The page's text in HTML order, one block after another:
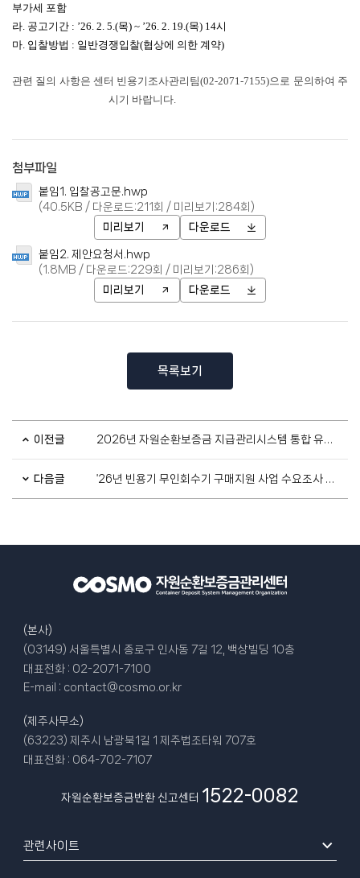
부가세 포함
라. 공고기간 : ’26. 2. 5.(목) ~ ’26. 2. 19.(목) 14시
마. 입찰방법 : 일반경쟁입찰(협상에 의한 계약)
관련 질의 사항은 센터 빈용기조사관리팀(02-2071-7155)으로 문의하여 주
시기 바랍니다.
첨부파일
붙임1. 입찰공고문.hwp
(40.5KB / 다운로드:211회 / 미리보기:284회)
미리보기
다운로드
붙임2. 제안요청서.hwp
(1.8MB / 다운로드:229회 / 미리보기:286회)
미리보기
다운로드
목록보기
이전글 2026년 자원순환보증금 지급관리시스템 통합 유지관리 용역 재공고
다음글
(본사)
(03149) 서울특별시 종로구 인사동 7길 12, 백상빌딩 10층
대표전화 : 02-2071-7100
E-mail : contact@cosmo.or.kr
(제주사무소)
(63223) 제주시 남광북1길 1 제주법조타워 707호
대표전화 : 064-702-7107
자원순환보증금반환 신고센터 1522-0082
관련사이트